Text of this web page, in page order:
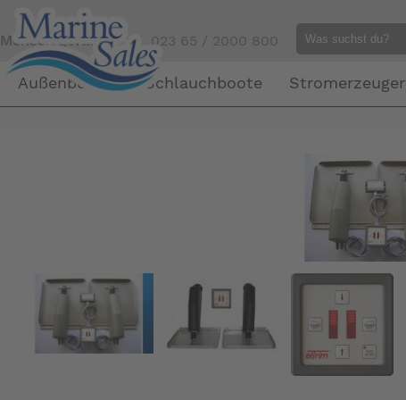
Mensch gefällig?Tel. 023 65 / 2000 800
Außenborder Schlauchboote Stromerzeuger